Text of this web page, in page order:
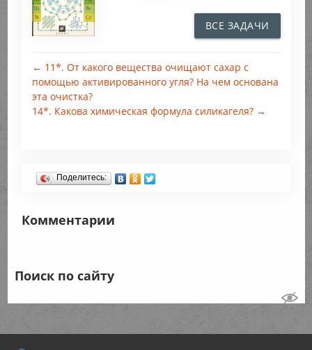
ВСЕ ЗАДАЧИ
← 11*. От какого вещества очищают сахар с
помощью активированного угля? На чем основана
эта очистка?
14*. Какова химическая формула силикагеля? →
Поделитесь:
Комментарии
Поиск по сайту